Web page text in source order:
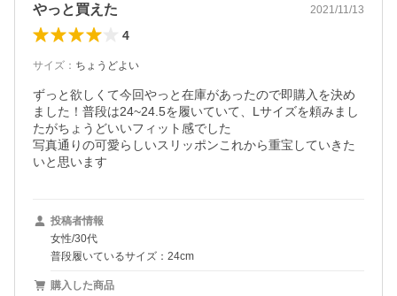
やっと買えた 2021/11/13
4
サイズ ： ちょうどよい
ずっと欲しくて今回やっと在庫があったので即購入を決め
ました！普段は24~24.5を履いていて、Lサイズを頼みまし
たがちょうどいいフィット感でした
写真通りの可愛らしいスリッポンこれから重宝していきた
いと思います
投稿者情報
女性/30代
普段履いているサイズ：24cm
購入した商品